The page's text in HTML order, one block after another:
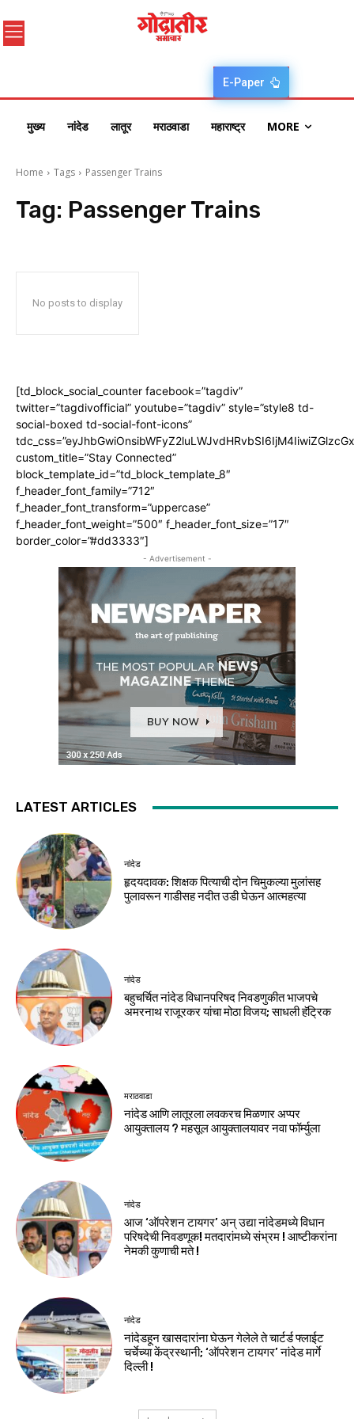
E-Paper
मुख्य नांदेड लातूर मराठवाडा महाराष्ट्र MORE
Home Tags Passenger Trains
Tag: Passenger Trains
No posts to display
[td_block_social_counter facebook=”tagdiv”
twitter=”tagdivofficial” youtube=”tagdiv” style=”style8 td-
social-boxed td-social-font-icons”
custom_title=”Stay Connected”
block_template_id=”td_block_template_8″
f_header_font_family=”712″
f_header_font_transform=”uppercase”
f_header_font_weight=”500″ f_header_font_size=”17″
border_color=”#dd3333″]
- Advertisement -
LATEST ARTICLES
नांदेड
हृदयदावक: शिक्षक पित्याची दोन चिमुकल्या मुलांसह
पुलावरून गाडीसह नदीत उडी घेऊन आत्महत्या
नांदेड
बहुचर्चित नांदेड विधानपरिषद निवडणुकीत भाजपचे
अमरनाथ राजूरकर यांचा मोठा विजय; साधली हॅट्रिक
मराठवाडा
नांदेड आणि लातूरला लवकरच मिळणार अप्पर
आयुक्तालय ? महसूल आयुक्तालयावर नवा फॉर्म्युला
नांदेड
आज ‘ऑपरेशन टायगर’ अन् उद्या नांदेडमध्ये विधान
परिषदेची निवडणूक! मतदारांमध्ये संभ्रम ! आष्टीकरांना
नेमकी कुणाची मते !
नांदेड
नांदेडहून खासदारांना घेऊन गेलेले ते चार्टर्ड फ्लाईट
चर्चेच्या केंद्रस्थानी; ‘ऑपरेशन टायगर’ नांदेड मार्गे
दिल्ली !